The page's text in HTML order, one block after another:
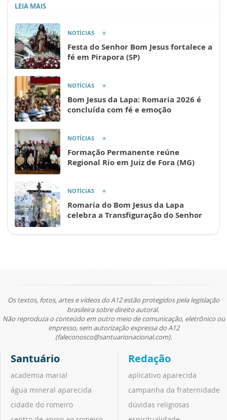
LEIA MAIS
NOTÍCIAS
Festa do Senhor Bom Jesus fortalece a
fé em Pirapora (SP)
NOTÍCIAS
Bom Jesus da Lapa: Romaria 2026 é
concluída com fé e emoção
NOTÍCIAS
Formação Permanente reúne
Regional Rio em Juiz de Fora (MG)
NOTÍCIAS
Romaria do Bom Jesus da Lapa
celebra a Transfiguração do Senhor
Os textos, fotos, artes e vídeos do A12 estão protegidos pela legislação
brasileira sobre direito autoral.
Não reproduza o conteúdo em outro meio de comunicação, eletrônico ou
impresso, sem autorização expressa do A12
(faleconosco@santuarionacional.com).
Santuário
academia marial
água mineral aparecida
cidade do romeiro
Redação
aplicativo aparecida
campanha da fraternidade
dúvidas religiosas